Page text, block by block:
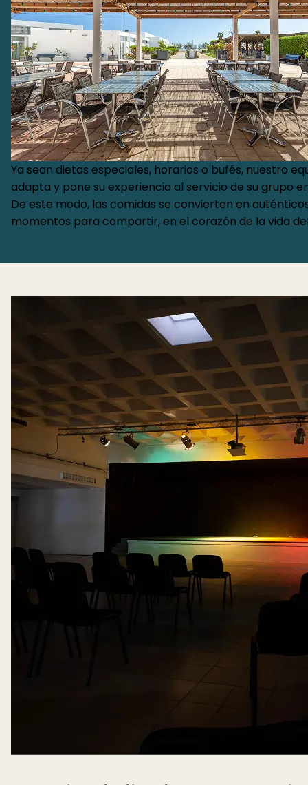
Ya sean dietas especiales, horarios o bufés, nuestro
adapta y pone su experiencia al servicio de su grupo
De este modo, las comidas se convierten en
momentos para compartir, en el corazón de la vida